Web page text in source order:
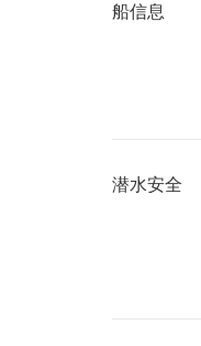
船信息
潜水安全